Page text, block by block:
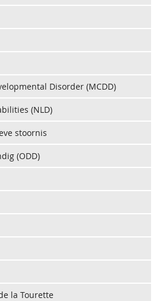
Disorder (MCDD)
(NLD)
stoornis
(ODD)
la Tourette